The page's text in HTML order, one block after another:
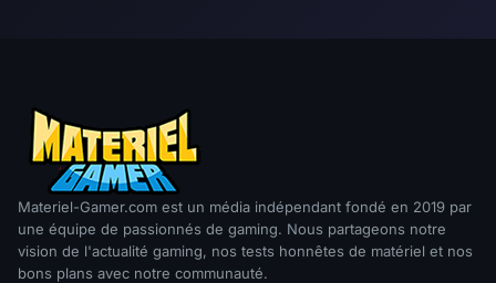
Materiel-Gamer.com est un média indépendant fondé en 2019 par
une équipe de passionnés de gaming. Nous partageons notre
vision de l'actualité gaming, nos tests honnêtes de matériel et nos
bons plans avec notre communauté.